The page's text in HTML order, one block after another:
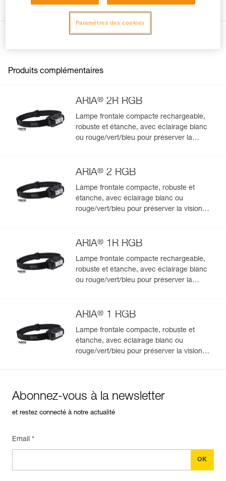
Voir tous les contenus techniques
Gérer et inspecter facilement votre EPI
s'afficheront automatiquement.
Importez et exportez facilement vos données EPI
existantes.
Voir l'historique d'un produit à partir de sa date de
Produits complémentaires
ARIA® 2R RGB
Lampe frontale compacte rechargeable,
robuste et étanche, avec éclairage blanc
ou rouge/vert/bleu pour préserver la
ARIA® 2 RGB
Lampe frontale compacte, robuste et
étanche, avec éclairage blanc ou
rouge/vert/bleu pour préserver la vision
ARIA® 1R RGB
Lampe frontale compacte rechargeable,
robuste et étanche, avec éclairage blanc
ou rouge/vert/bleu pour préserver la
ARIA® 1 RGB
Lampe frontale compacte, robuste et
étanche, avec éclairage blanc ou
rouge/vert/bleu pour préserver la vision
Abonnez-vous à la newsletter
et restez connecté à notre actualité
Email *
Paramètres des cookies